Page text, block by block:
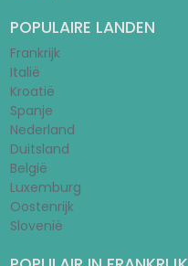
POPULAIRE LANDEN
Frankrijk
Italië
Kroatië
Spanje
Nederland
Duitsland
België
Luxemburg
Oostenrijk
Slovenië